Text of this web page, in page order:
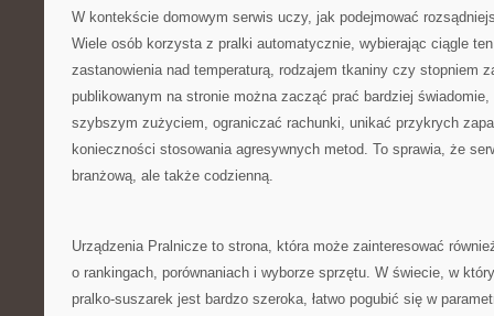
W kontekście domowym serwis uczy, jak podejmować
Wiele osób korzysta z pralki automatycznie, wybierając ciągle
zastanowienia nad temperaturą, rodzajem tkaniny czy stopniem
publikowanym na stronie można zacząć prać bardziej
szybszym zużyciem, ograniczać rachunki, unikać przykrych
konieczności stosowania agresywnych metod. To sprawia, że
branżową, ale także codzienną.
Urządzenia Pralnicze to strona, która może zainteresować
o rankingach, porównaniach i wyborze sprzętu. W świecie, w
pralko-suszarek jest bardzo szeroka, łatwo pogubić się w